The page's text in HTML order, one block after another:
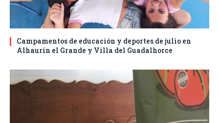
Campamentos de educación y deportes de julio en
Alhaurín el Grande y Villa del Guadalhorce